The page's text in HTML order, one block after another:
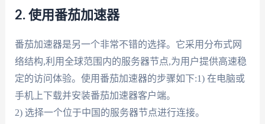
2. 使用番茄加速器
番茄加速器是另一个非常不错的选择。它采用分布式网
络结构,利用全球范围内的服务器节点,为用户提供高速稳
定的访问体验。使用番茄加速器的步骤如下:1) 在电脑或
手机上下载并安装番茄加速器客户端。
2) 选择一个位于中国的服务器节点进行连接。